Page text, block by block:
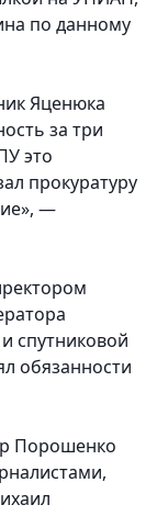
по данному
Яценюка
за три
это
прокуратуру
—
спутниковой
обязанности
Порошенко